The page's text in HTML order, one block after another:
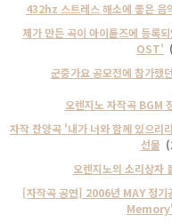
432hz 스트레스 해소에 좋은
제가 만든 곡이 아이튠즈에 등
OST'
군중가요 공모전에 참가했
오렌지노 자작곡 BGM
자작 찬양곡 '내가 너와 함께 있으
선물
오렌지노의 소리상자
[자작곡 공연] 2006년 MAY 정
Memory'